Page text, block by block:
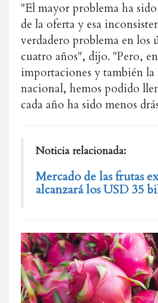
"El mayor problema ha
de la oferta y esa
verdadero problema en los
cuatro años", dijo. "Pero,
importaciones y también
nacional, hemos podido
cada año ha sido menos
Noticia relacionada:
Mercado de las frutas
alcanzará los USD 35